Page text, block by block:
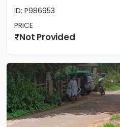
ID: P986953
PRICE
Not Provided